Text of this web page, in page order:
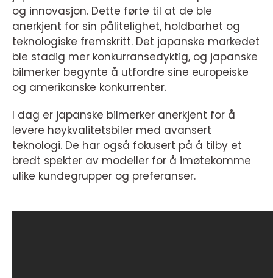
og innovasjon. Dette førte til at de ble
anerkjent for sin pålitelighet, holdbarhet og
teknologiske fremskritt. Det japanske markedet
ble stadig mer konkurransedyktig, og japanske
bilmerker begynte å utfordre sine europeiske
og amerikanske konkurrenter.
I dag er japanske bilmerker anerkjent for å
levere høykvalitetsbiler med avansert
teknologi. De har også fokusert på å tilby et
bredt spekter av modeller for å imøtekomme
ulike kundegrupper og preferanser.